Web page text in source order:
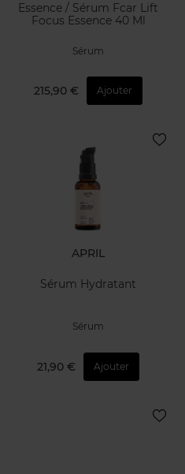
Essence / Sérum Fcar Lift
Focus Essence 40 Ml
Sérum
215,90 € Ajouter
APRIL
Sérum Hydratant
Sérum
21,90 € Ajouter